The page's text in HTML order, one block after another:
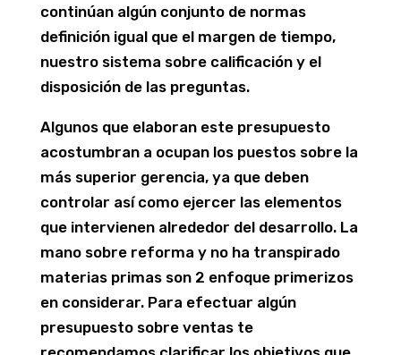
continúan algún conjunto de normas
definición igual que el margen de tiempo,
nuestro sistema sobre calificación y el
disposición de las preguntas.
Algunos que elaboran este presupuesto
acostumbran a ocupan los puestos sobre la
más superior gerencia, ya que deben
controlar así­ como ejercer las elementos
que intervienen alrededor del desarrollo. La
mano sobre reforma y no ha transpirado
materias primas son 2 enfoque primerizos
en considerar. Para efectuar algún
presupuesto sobre ventas te